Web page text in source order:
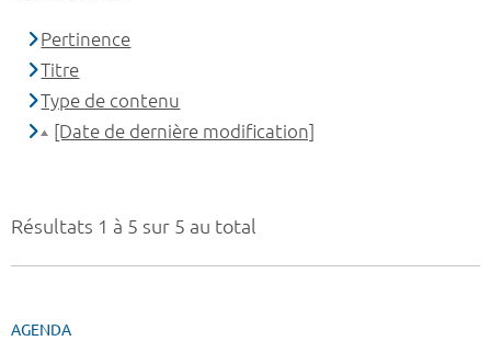
Résultats 1 à 5 sur 5 au total
AGENDA
Pertinence
Titre
Type de contenu
[Date de dernière modification]